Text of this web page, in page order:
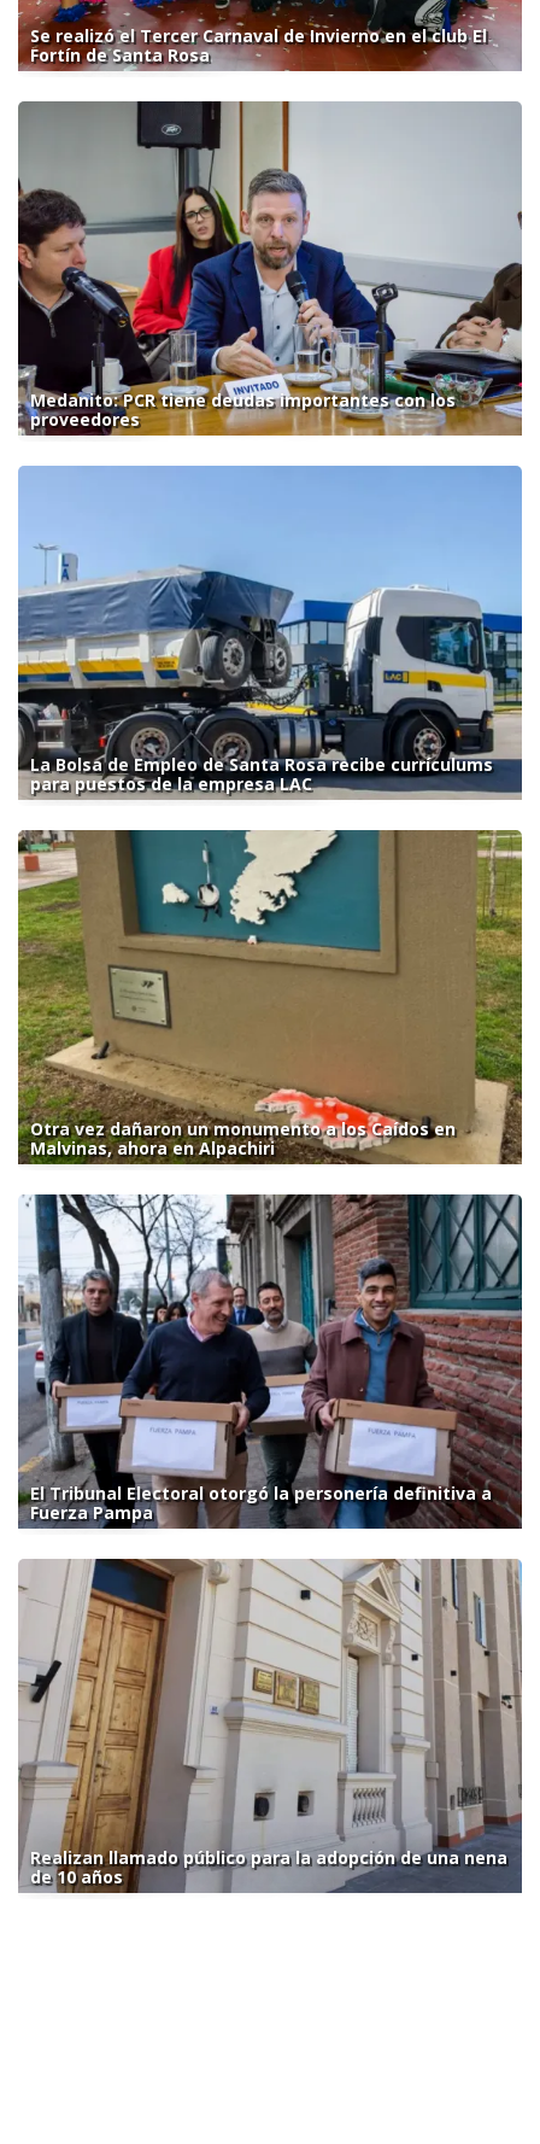
Se realizó el Tercer Carnaval de Invierno en el club El
Fortín de Santa Rosa
Medanito: PCR tiene deudas importantes con los
proveedores
La Bolsa de Empleo de Santa Rosa recibe currículums
para puestos de la empresa LAC
Otra vez dañaron un monumento a los Caídos en
Malvinas, ahora en Alpachiri
El Tribunal Electoral otorgó la personería definitiva a
Fuerza Pampa
Realizan llamado público para la adopción de una nena
de 10 años